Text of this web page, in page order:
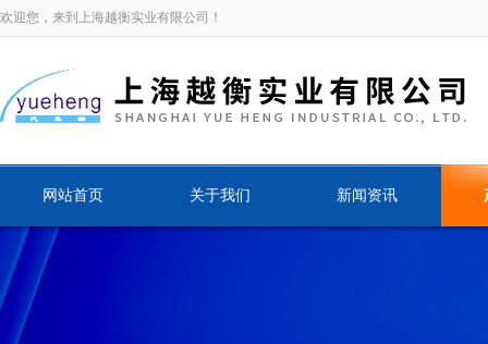
欢迎您，来到上海越衡实业有限公司！
网站首页 关于我们 新闻资讯